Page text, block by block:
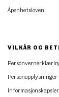
Åpenhetsloven
VILKÅR OG
Personopplysninger
Informasjonskapsler